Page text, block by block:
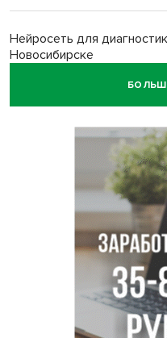
Нейросеть для
Новосибирске